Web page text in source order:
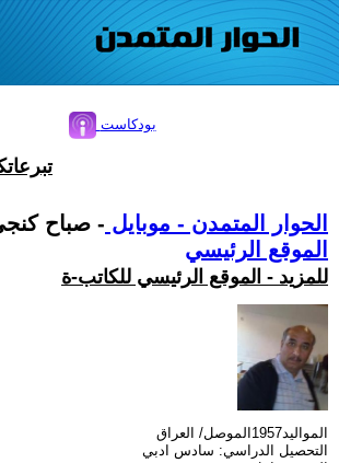
بودكاست
الحوار المتمدن - موبايل - صباح
الموقع الرئيسي
للمزيد - الموقع الرئيسي للكاتب-ة
المواليد1957الموصل/ العراق
التحصيل الدراسي: سادس ادبي